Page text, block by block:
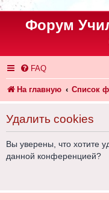
Форум
FAQ
На главную Список
Удалить cookies
Вы уверены, что хотите
данной конференцией?